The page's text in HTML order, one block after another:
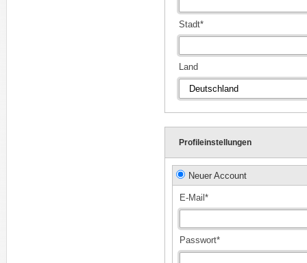
Stadt*
Land
Profileinstellungen
Neuer Account
E-Mail*
Passwort*